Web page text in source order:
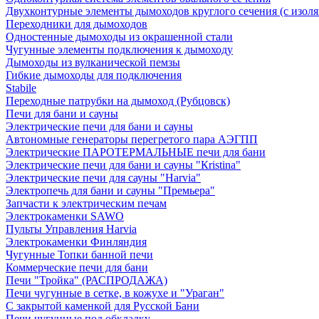
Двухконтурные элементы дымоходов круглого сечения (с
Переходники для дымоходов
Одностенные дымоходы из окрашенной стали
Чугунные элементы подключения к дымоходу
Дымоходы из вулканической пемзы
Гибкие дымоходы для подключения
Stabile
Переходные патрубки на дымоход (Рубцовск)
Печи для бани и сауны
Электрические печи для бани и сауны
Автономные генераторы перегретого пара АЭГПП
Электрические ПАРОТЕРМАЛЬНЫЕ печи для бани
Электрические печи для бани и сауны "Кristina"
Электрические печи для сауны "Harvia"
Электропечь для бани и сауны "Премьера"
Запчасти к электрическим печам
Электрокаменки SAWO
Пульты Управления Harvia
Электрокаменки Финляндия
Чугунные Топки банной печи
Коммерческие печи для бани
Печи "Тройка" (РАСПРОДАЖА)
Печи чугунные в сетке, в кожухе и "Ураган"
С закрытой каменкой для Русской Бани